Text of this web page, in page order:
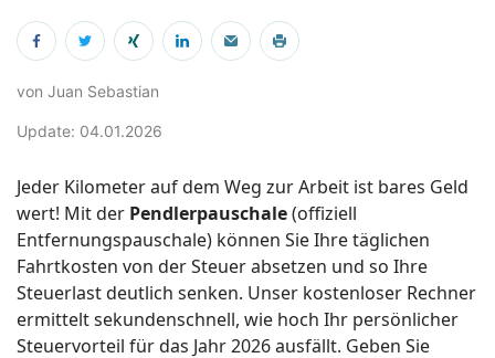
von Juan Sebastian
Update: 04.01.2026
Jeder Kilometer auf dem Weg zur Arbeit ist bares Geld
wert! Mit der Pendlerpauschale(offiziell
Entfernungspauschale) können Sie Ihre täglichen
Fahrtkosten von der Steuer absetzen und so Ihre
Steuerlast deutlich senken. Unser kostenloser Rechner
ermittelt sekundenschnell, wie hoch Ihr persönlicher
Steuervorteil für das Jahr 2026 ausfällt. Geben Sie